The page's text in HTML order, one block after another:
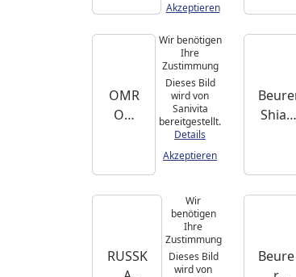
rät
MG 40
Akzeptieren
on
OMR
ON
Long
Life
Wir benötigen
Ihre
Zustimmung
Dieses Bild
wird von
Sanivita
bereitgestellt.
Details
Akzeptieren
Shiats
en
RUSSK
Wir
benötigen
Ihre
Zustimmung
Dieses Bild
wird von
Beure